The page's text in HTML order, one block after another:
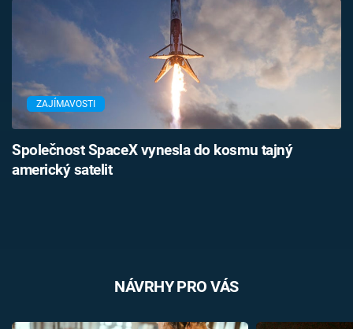
Přihlášení
Sledujte nás
ZAJÍMAVOSTI
Společnost SpaceX vynesla do kosmu tajný
americký satelit
NÁVRHY PRO VÁS